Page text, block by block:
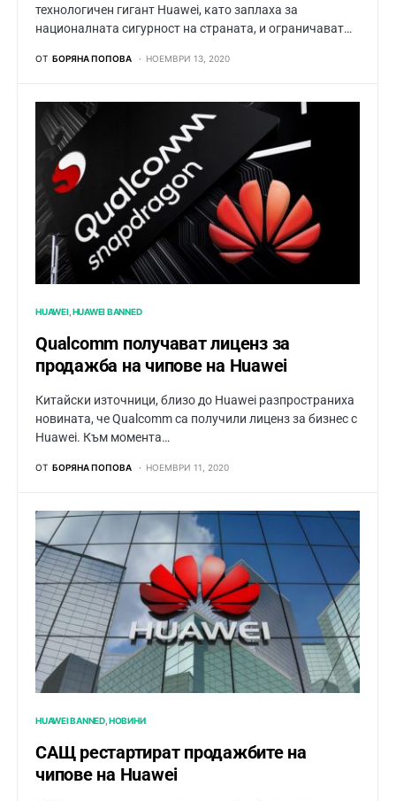
технологичен гигант Huawei, като заплаха за
националната сигурност на страната, и ограничават…
ОТ БОРЯНА ПОПОВА НОЕМВРИ 13, 2020
HUAWEI HUAWEI BANNED
Qualcomm получават лиценз за
продажба на чипове на Huawei
Китайски източници, близо до Huawei разпространиха
новината, че Qualcomm са получили лиценз за бизнес с
Huawei. Към момента…
ОТ БОРЯНА ПОПОВА НОЕМВРИ 11, 2020
HUAWEI BANNED НОВИНИ
САЩ рестартират продажбите на
чипове на Huawei